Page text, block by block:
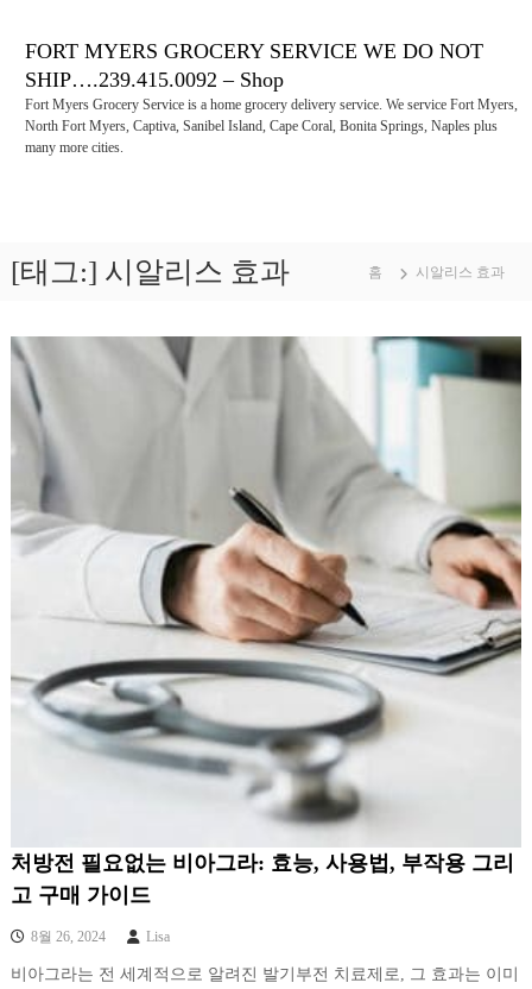
FORT MYERS GROCERY SERVICE WE DO NOT
SHIP….239.415.0092 – Shop
Fort Myers Grocery Service is a home grocery delivery service. We service Fort Myers,
North Fort Myers, Captiva, Sanibel Island, Cape Coral, Bonita Springs, Naples plus
many more cities.
[태그:] 시알리스 효과 홈 시알리스 효과
처방전 필요없는 비아그라: 효능, 사용법, 부작용 그리
고 구매 가이드
8월 26, 2024 Lisa
비아그라는 전 세계적으로 알려진 발기부전 치료제로, 그 효과는 이미